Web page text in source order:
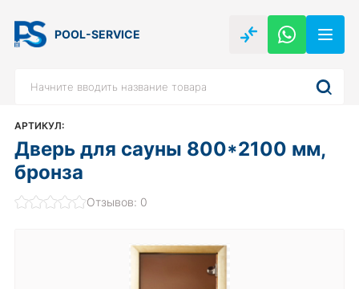
POOL-SERVICE
АРТИКУЛ:
Дверь для сауны 800*2100 мм,
бронза
Отзывов: 0